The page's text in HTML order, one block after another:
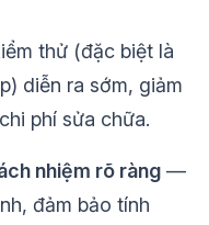
thử (đặc biệt là
diễn ra sớm, giảm
phí sửa chữa.
nhiệm rõ ràng —
đảm bảo tính